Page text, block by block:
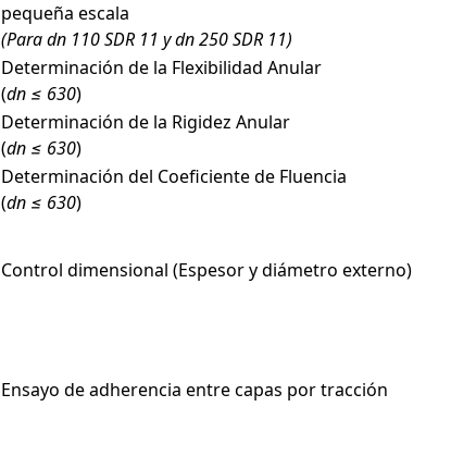
pequeña escala
(Para dn 110 SDR 11 y dn 250 SDR 11)
Determinación de la Flexibilidad Anular
(dn ≤ 630)
Determinación de la Rigidez Anular
(dn ≤ 630)
Determinación del Coeficiente de Fluencia
(dn ≤ 630)
Control dimensional (Espesor y diámetro externo)
Ensayo de adherencia entre capas por tracción